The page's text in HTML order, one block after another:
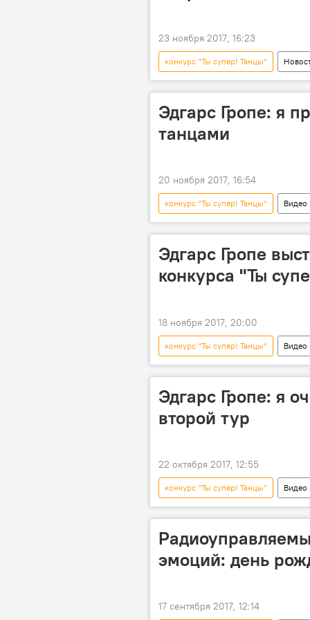
23 ноября 2017, 16:23
конкурс "Ты супер! Танцы"
Один за всех: Эдгарс Гропе в
Эдгарс Гропе: я
танцами
20 ноября 2017, 16:54
конкурс "Ты супер! Танцы" Видео
Один за всех: Эдгарс Гропе в
Эдгарс Гропе
конкурса "Ты
18 ноября 2017, 20:00
конкурс "Ты супер! Танцы" Видео
Эдгарс Гропе: я
второй тур
22 октября 2017, 12:55
конкурс "Ты супер! Танцы" Видео
Один за всех: Эдгарс Гропе в
эмоций: день
17 сентября 2017, 12:14